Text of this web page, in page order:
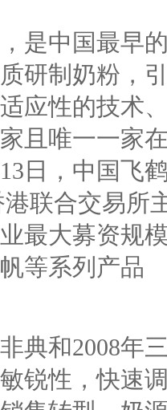
是中国最早
研制奶粉，
应性的技术
且唯一一家
日，中国飞
联合交易所
最大募资规
等系列产品
典和2008年
锐性，快速